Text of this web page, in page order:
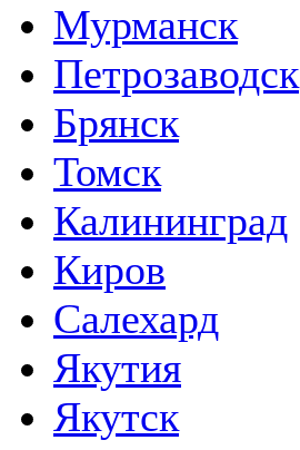
Мурманск
Петрозаводск
Брянск
Томск
Калининград
Киров
Салехард
Якутия
Якутск